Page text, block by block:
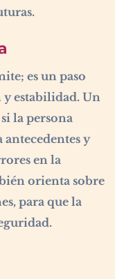
es un paso
y estabilidad. Un
la persona
y
en la
orienta sobre
para que la